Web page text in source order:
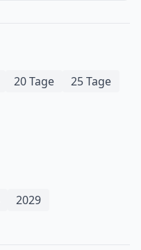
20 Tage
25 Tage
2029